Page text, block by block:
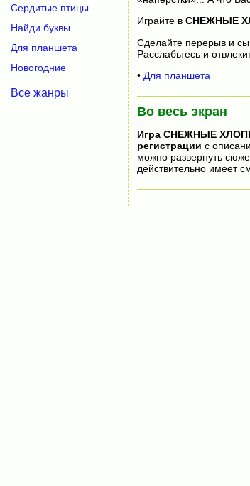
Играйте в СНЕЖНЫЕ
Сделайте перерыв и
Расслабьтесь и
• Для планшета
Во весь экран
Игра СНЕЖНЫЕ
регистрации с
можно развернуть
действительно имеет
Сердитые птицы
Найди буквы
Для планшета
Новогодние
Все жанры